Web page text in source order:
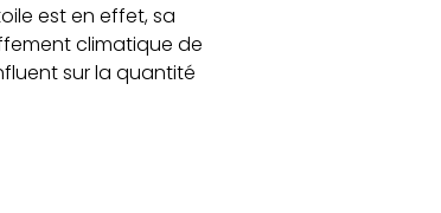
est en effet, sa
climatique de
sur la quantité